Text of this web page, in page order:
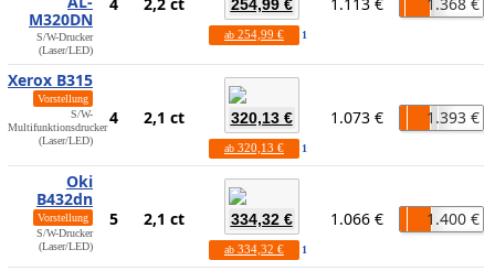
M320DN
S/W-Drucker
(Laser/LED)
254,99 €
ab 254,99 € 1
Xerox B315
Vorstellung
S/W-
Multifunktionsdrucker
(Laser/LED)
4 2,1 ct 320,13 €
ab 320,13 € 1
1.073 € 1.393 €
Oki
B432dn
Vorstellung
S/W-Drucker
(Laser/LED)
5 2,1 ct 334,32 €
ab 334,32 € 1
1.066 € 1.400 €